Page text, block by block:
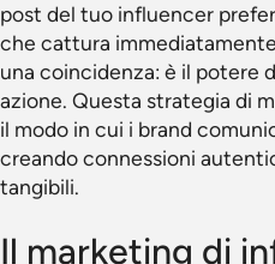
post del tuo influencer
che cattura
una coincidenza: è il potere
azione. Questa strategia di
il modo in cui i brand
creando connessioni
tangibili.
Il marketing di